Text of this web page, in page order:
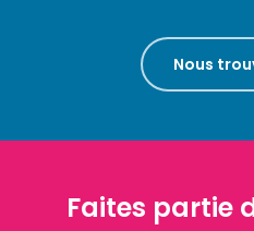
Nous
Faites partie